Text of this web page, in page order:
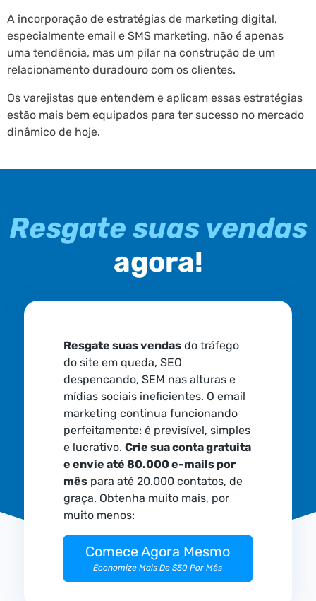
A incorporação de estratégias de marketing digital,
especialmente email e SMS marketing, não é apenas
uma tendência, mas um pilar na construção de um
relacionamento duradouro com os clientes.
Os varejistas que entendem e aplicam essas estratégias
estão mais bem equipados para ter sucesso no mercado
dinâmico de hoje.
Resgate suas vendas
agora!
Resgate suas vendasdo tráfego
do site em queda, SEO
despencando, SEM nas alturas e
mídias sociais ineficientes. O email
marketing continua funcionando
perfeitamente: é previsível, simples
e lucrativo. Crie sua conta gratuita
e envie até 80.000 e-mails por
mêspara até 20.000 contatos, de
graça. Obtenha muito mais, por
muito menos:
Comece Agora Mesmo
Economize Mais De $50 Por Mês